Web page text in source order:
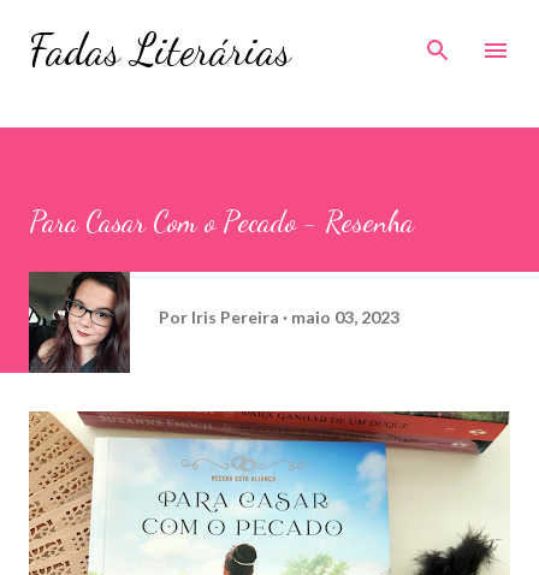
Pular para o conteúdo principal
Fadas Literárias
Para Casar Com o Pecado - Resenha
Por Iris Pereira maio 03, 2023